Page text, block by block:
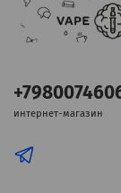
интернет-магазин